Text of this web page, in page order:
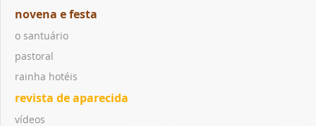
novena e festa
o santuário
pastoral
rainha hotéis
revista de aparecida
vídeos